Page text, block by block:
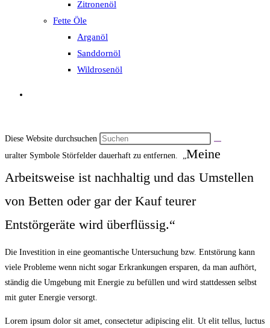
Zitronenöl
Fette Öle
Arganöl
Sanddornöl
Wildrosenöl
Diese Website durchsuchen
http://www.astroart.at
Geomantische Wohnraumentstörung
Cornelia Reich
umzustellen. Als Geomantin und Energetikerin ist Cornelia befähigt mittels
uralter Symbole Störfelder dauerhaft zu entfernen. „Meine
Arbeitsweise ist nachhaltig und das Umstellen
von Betten oder gar der Kauf teurer
Entstörgeräte wird überflüssig.“
Die Investition in eine geomantische Untersuchung bzw. Entstörung kann
viele Probleme wenn nicht sogar Erkrankungen ersparen, da man aufhört,
ständig die Umgebung mit Energie zu befüllen und wird stattdessen selbst
mit guter Energie versorgt.
Lorem ipsum dolor sit amet, consectetur adipiscing elit. Ut elit tellus, luctus